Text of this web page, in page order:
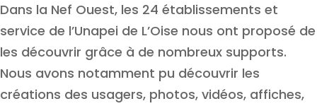
Dans la Nef Ouest, les 24 établissements et
service de l’Unapei de L’Oise nous ont proposé de
les découvrir grâce à de nombreux supports.
Nous avons notamment pu découvrir les
créations des usagers, photos, vidéos, affiches,